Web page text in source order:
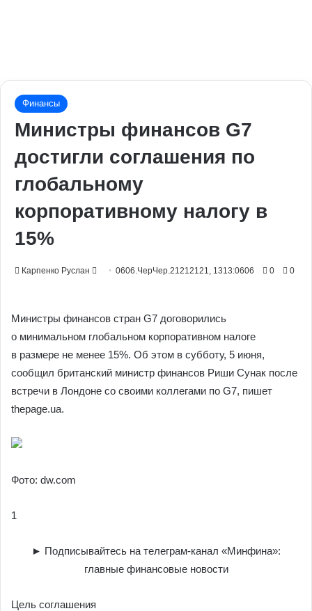
Финансы
Министры финансов G7
достигли соглашения по
глобальному
корпоративному налогу в
15%
Карпенко Руслан
Send0606.ЧерЧер.21212121, 1313:0606 0 0
Министры финансов стран G7 договорились
о минимальном глобальном корпоративном налоге
в размере не менее 15%. Об этом в субботу, 5 июня,
сообщил британский министр финансов Риши Сунак после
встречи в Лондоне со своими коллегами по G7, пишет
thepage.ua.
Фото: dw.com
1
► Подписывайтесь на телеграм-канал «Минфина»:
главные финансовые новости
Цель соглашения